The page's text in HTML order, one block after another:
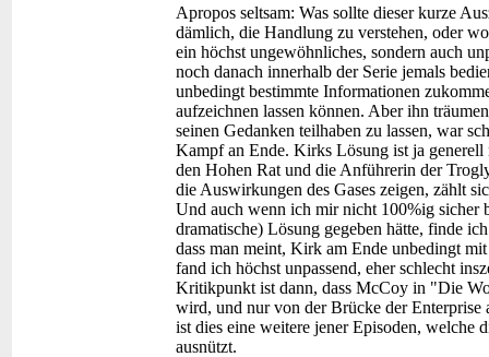
Apropos seltsam: Was sollte dieser kurze
dämlich, die Handlung zu verstehen, oder
ein höchst ungewöhnliches, sondern auch
noch danach innerhalb der Serie jemals
unbedingt bestimmte Informationen
aufzeichnen lassen können. Aber ihn
seinen Gedanken teilhaben zu lassen, war
Kampf an Ende. Kirks Lösung ist ja
den Hohen Rat und die Anführerin der
die Auswirkungen des Gases zeigen, zählt
Und auch wenn ich mir nicht 100%ig sicher
dramatische) Lösung gegeben hätte, finde
dass man meint, Kirk am Ende unbedingt
fand ich höchst unpassend, eher schlecht
Kritikpunkt ist dann, dass McCoy in "Die
wird, und nur von der Brücke der Enterprise
ist dies eine weitere jener Episoden, welche
ausnützt.